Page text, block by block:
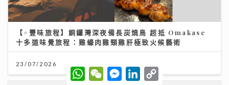
【#豐味旅程】銅鑼灣深夜備長炭燒鳥 超抵 Omakase
十多道味覺旅程：雞蠔肉雞頸雞肝極致火候藝術
23/07/2026
W
h
W
e
M
e
L